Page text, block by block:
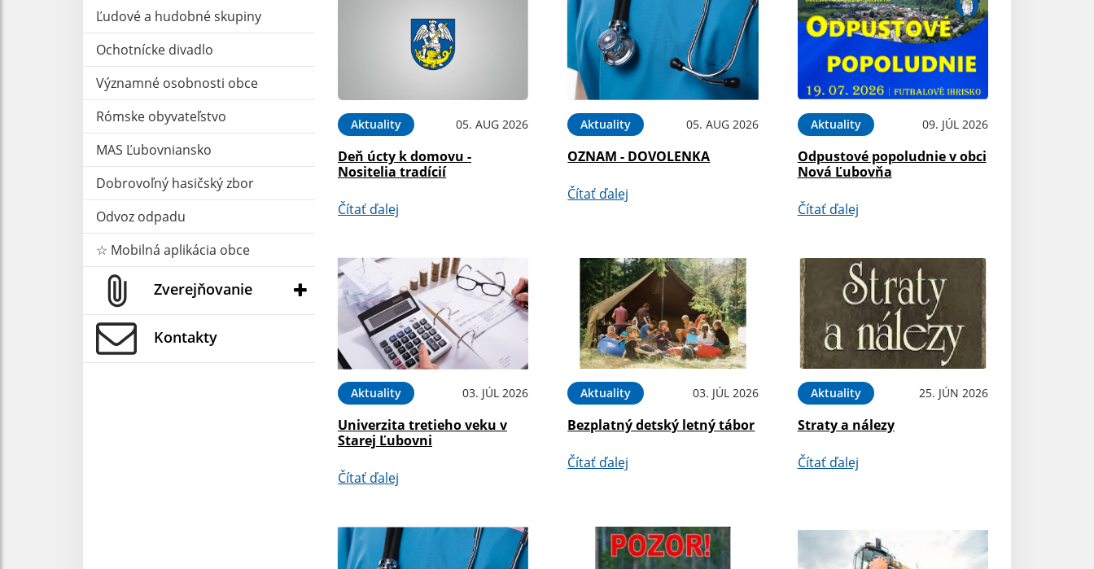
Ľudové a hudobné skupiny
Ochotnícke divadlo
Významné osobnosti obce
Rómske obyvateľstvo
MAS Ľubovniansko
Dobrovoľný hasičský zbor
Odvoz odpadu
☆ Mobilná aplikácia obce
Zverejňovanie
Kontakty
Aktuality 05. AUG 2026
Deň úcty k domovu -
Nositelia tradícií
Čítať ďalej
Aktuality 05. AUG 2026
OZNAM - DOVOLENKA
Čítať ďalej
Aktuality 09. JÚL 2026
Odpustové popoludnie v obci
Nová Ľubovňa
Čítať ďalej
Aktuality 03. JÚL 2026
Univerzita tretieho veku v
Starej Ľubovni
Čítať ďalej
Aktuality 03. JÚL 2026
Bezplatný detský letný tábor
Čítať ďalej
Aktuality 25. JÚN 2026
Straty a nálezy
Čítať ďalej